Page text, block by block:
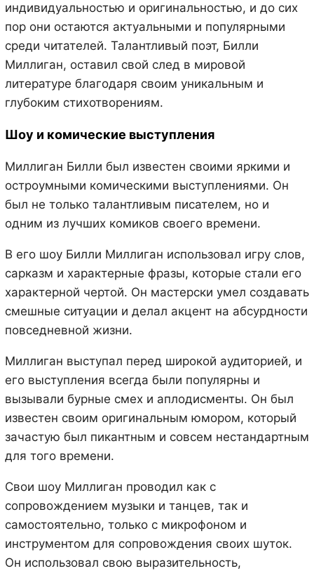
индивидуальностью и оригинальностью, и до сих
пор они остаются актуальными и популярными
среди читателей. Талантливый поэт, Билли
Миллиган, оставил свой след в мировой
литературе благодаря своим уникальным и
глубоким стихотворениям.
Шоу и комические выступления
Миллиган Билли был известен своими яркими и
остроумными комическими выступлениями. Он
был не только талантливым писателем, но и
одним из лучших комиков своего времени.
В его шоу Билли Миллиган использовал игру слов,
сарказм и характерные фразы, которые стали его
характерной чертой. Он мастерски умел создавать
смешные ситуации и делал акцент на абсурдности
повседневной жизни.
Миллиган выступал перед широкой аудиторией, и
его выступления всегда были популярны и
вызывали бурные смех и аплодисменты. Он был
известен своим оригинальным юмором, который
зачастую был пикантным и совсем нестандартным
для того времени.
Свои шоу Миллиган проводил как с
сопровождением музыки и танцев, так и
самостоятельно, только с микрофоном и
инструментом для сопровождения своих шуток.
Он использовал свою выразительность,